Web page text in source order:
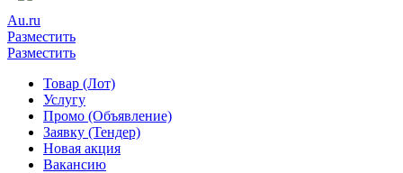
Au.ru
Разместить
Разместить
Товар (Лот)
Услугу
Промо (Объявление)
Заявку (Тендер)
Новая акция
Вакансию